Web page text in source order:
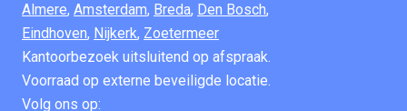
Almere, Amsterdam, Breda, Den Bosch,
Eindhoven, Nijkerk, Zoetermeer
Kantoorbezoek uitsluitend op afspraak.
Voorraad op externe beveiligde locatie.
Volg ons op: